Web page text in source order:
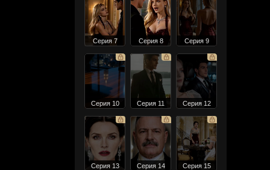
Серия 7 Серия 8 Серия 9
Серия 10 Серия 11 Серия 12
Серия 13 Серия 14 Серия 15